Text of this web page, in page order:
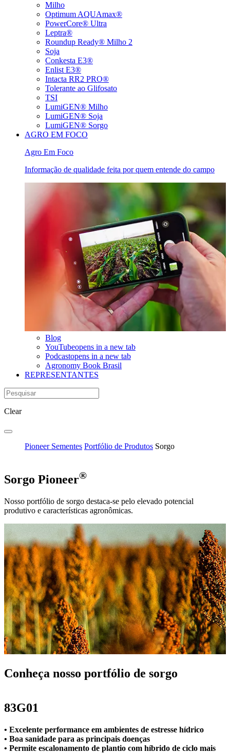
Milho
Optimum AQUAmax®
PowerCore® Ultra
Leptra®
Roundup Ready® Milho 2
Soja
Conkesta E3®
Enlist E3®
Intacta RR2 PRO®
Tolerante ao Glifosato
TSI
LumiGEN® Milho
LumiGEN® Soja
LumiGEN® Sorgo
AGRO EM FOCO
Agro Em Foco
Informação de qualidade feita por quem entende do campo
Blog
YouTubeopens in a new tab
Podcastopens in a new tab
Agronomy Book Brasil
REPRESENTANTES
Clear
Pioneer Sementes Portfólio de Produtos Sorgo
Sorgo Pioneer®
Nosso portfólio de sorgo destaca-se pelo elevado potencial
produtivo e características agronômicas.
Conheça nosso portfólio de sorgo
83G01
• Excelente performance em ambientes de estresse hídrico
• Boa sanidade para as principais doenças
• Permite escalonamento de plantio com híbrido de ciclo mais